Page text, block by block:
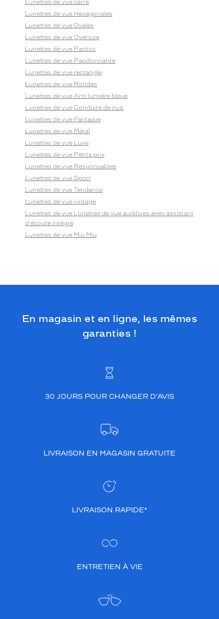
Lunettes de vue carré
Lunettes de vue Hexagonales
Lunettes de vue Ovales
Lunettes de vue Oversize
Lunettes de vue Pantos
Lunettes de vue Papillonnante
Lunettes de vue rectangle
Lunettes de vue Rondes
Lunettes de vue Anti lumière bleue
Lunettes de vue Conduite de nuit
Lunettes de vue Fantaisie
Lunettes de vue Métal
Lunettes de vue Luxe
Lunettes de vue Petits prix
Lunettes de vue Responsables
Lunettes de vue Sport
Lunettes de vue Tendance
Lunettes de vue vintage
Lunettes de vue Lunettes de vue auditives avec assistant
d'écoute intégré
Lunettes de vue Miu Miu
En magasin et en ligne, les mêmes
garanties !
30 JOURS POUR CHANGER D’AVIS
LIVRAISON EN MAGASIN GRATUITE
LIVRAISON RAPIDE*
ENTRETIEN À VIE